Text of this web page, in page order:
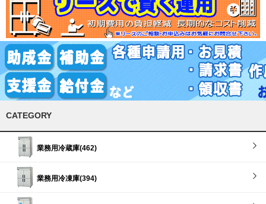
CATEGORY
業務用冷蔵庫(462)
業務用冷凍庫(394)